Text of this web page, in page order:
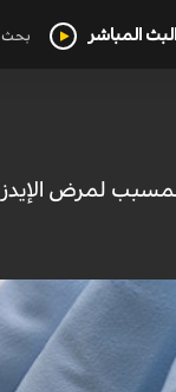
البث المباشر بحث